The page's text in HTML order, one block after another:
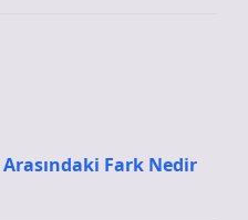
Arasındaki Fark Nedir